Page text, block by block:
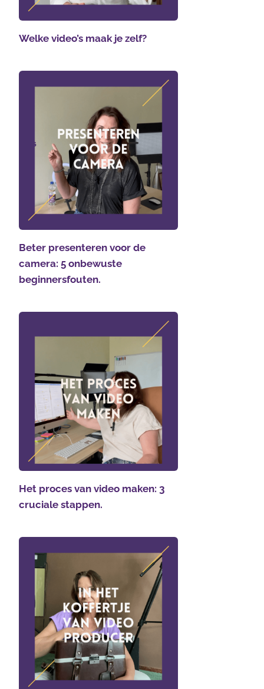
Welke video’s maak je zelf?
Beter presenteren voor de
camera: 5 onbewuste
beginnersfouten.
Het proces van video maken: 3
cruciale stappen.